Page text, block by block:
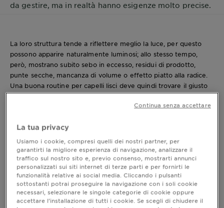
da gestire, ma in realtà hanno esigenze molto precise.
La loro struttura tende a riflettere meglio la luce, per questo
possono apparire naturalmente luminosi; allo stesso tempo,
però, mostrano subito sebo in eccesso, residui di prodotto,
punte secche, mancanza di volume o effetto piatto alla radice.
Una buona routine per capelli lisci deve quindi trovare il giusto
equilibrio: detergere con delicatezza il cuoio capelluto,
mantenere le lunghezze morbide e leggere, ridurre l’effetto
appesantirla.
Capelli lisci prodotti: come sceglierli
Quando si parla di capelli lisci prodotti, il primo errore da
evitare è pensare che servano formule molto ricche per
La tua privacy
Usiamo i cookie, compresi quelli dei nostri partner, per
garantirti la migliore esperienza di navigazione, analizzare il
traffico sul nostro sito e, previo consenso, mostrarti annunci
personalizzati sui siti internet di terze parti e per fornirti le
funzionalità relative ai social media. Cliccando i pulsanti
sottostanti potrai proseguire la navigazione con i soli cookie
necessari, selezionare le singole categorie di cookie oppure
accettare l’installazione di tutti i cookie. Se scegli di chiudere il
Continua senza accettare